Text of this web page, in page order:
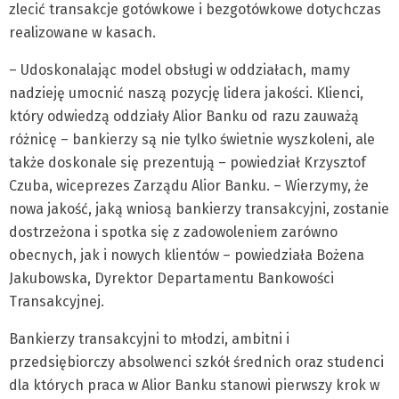
zlecić transakcje gotówkowe i bezgotówkowe dotychczas
realizowane w kasach.
– Udoskonalając model obsługi w oddziałach, mamy
nadzieję umocnić naszą pozycję lidera jakości. Klienci,
który odwiedzą oddziały Alior Banku od razu zauważą
różnicę – bankierzy są nie tylko świetnie wyszkoleni, ale
także doskonale się prezentują – powiedział Krzysztof
Czuba, wiceprezes Zarządu Alior Banku. – Wierzymy, że
nowa jakość, jaką wniosą bankierzy transakcyjni, zostanie
dostrzeżona i spotka się z zadowoleniem zarówno
obecnych, jak i nowych klientów – powiedziała Bożena
Jakubowska, Dyrektor Departamentu Bankowości
Transakcyjnej.
Bankierzy transakcyjni to młodzi, ambitni i
przedsiębiorczy absolwenci szkół średnich oraz studenci
dla których praca w Alior Banku stanowi pierwszy krok w